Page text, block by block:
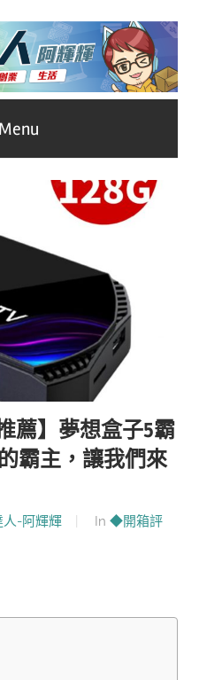
Menu
薦】夢想盒子5霸
霸主，讓我們來
人-阿輝輝 In ◆開箱評